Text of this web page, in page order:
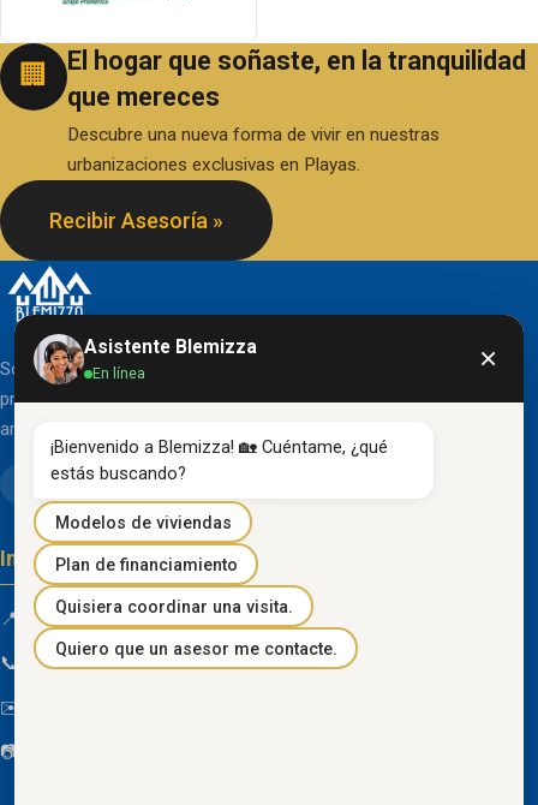
🏢
El hogar que soñaste, en la tranquilidad
que mereces
Descubre una nueva forma de vivir en nuestras
urbanizaciones exclusivas en Playas.
Recibir Asesoría »
Somos una organización líder en el desarrollo de
proyectos inmobiliarios que destacan por su diseño
arquitectónico clásico y acabados de primera línea.
Información de contacto
📍 Km 85 Vía Progreso, Playas, Guayas, Ecuador
📞 096 934 4318
✉️
📷
Asistente Blemizza
En línea ×
¡Bienvenido a Blemizza! 🏡 Cuéntame, ¿qué
estás buscando?
Modelos de viviendas
Plan de financiamiento
Quisiera coordinar una visita.
Quiero que un asesor me contacte.